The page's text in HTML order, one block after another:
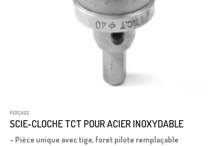
PERÇAGE
SCIE-CLOCHE TCT POUR ACIER INOXYDABLE
– Pièce unique avec tige, foret pilote remplaçable